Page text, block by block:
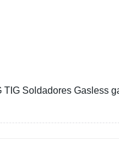
TIG Soldadores Gasless